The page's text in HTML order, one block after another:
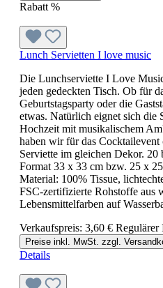
Rabatt %
Lunch Servietten I love music
Die Lunchserviette I Love
jeden gedeckten Tisch. Ob für
Geburtstagsparty oder die
etwas. Natürlich eignet sich die
Hochzeit mit musikalischem
haben wir für das Cocktailevent
Serviette im gleichen Dekor. 20
Format 33 x 33 cm bzw. 25 x
Material: 100% Tissue,
FSC-zertifizierte Rohstoffe aus
Lebensmittelfarben auf
Verkaufspreis: 3,60 € Regulärer
Preise inkl. MwSt. zzgl.
Details